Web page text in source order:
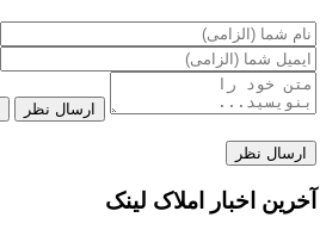
ارسال نظر
آخرین اخبار املاک لینک